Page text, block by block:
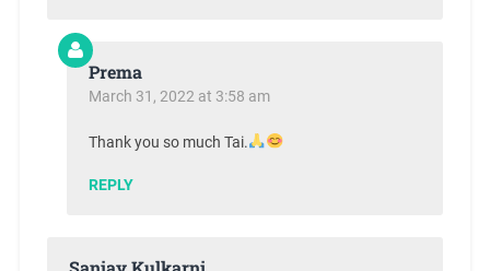
Prema
March 31, 2022 at 3:58 am
Thank you so much Tai.
REPLY